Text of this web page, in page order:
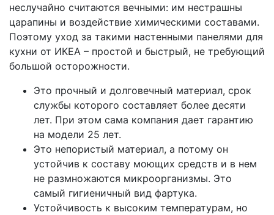
неслучайно считаются вечными: им нестрашны
царапины и воздействие химическими составами.
Поэтому уход за такими настенными панелями для
кухни от ИКЕА – простой и быстрый, не требующий
большой осторожности.
Это прочный и долговечный материал, срок
службы которого составляет более десяти
лет. При этом сама компания дает гарантию
на модели 25 лет.
Это непористый материал, а потому он
устойчив к составу моющих средств и в нем
не размножаются микроорганизмы. Это
самый гигиеничный вид фартука.
Устойчивость к высоким температурам, но